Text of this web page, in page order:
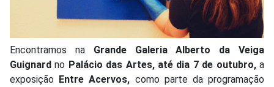
Encontramos na Grande Galeria Alberto da Veiga
Guignardno Palácio das Artes, até dia 7 de outubro,a
exposição Entre Acervos, como parte da programação